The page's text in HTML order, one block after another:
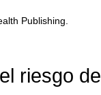
Publishing.
riesgo